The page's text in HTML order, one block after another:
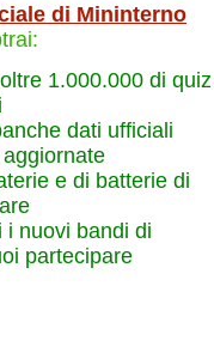
di Mininterno
1.000.000 di quiz
dati ufficiali
e di batterie di
i nuovi bandi di
partecipare